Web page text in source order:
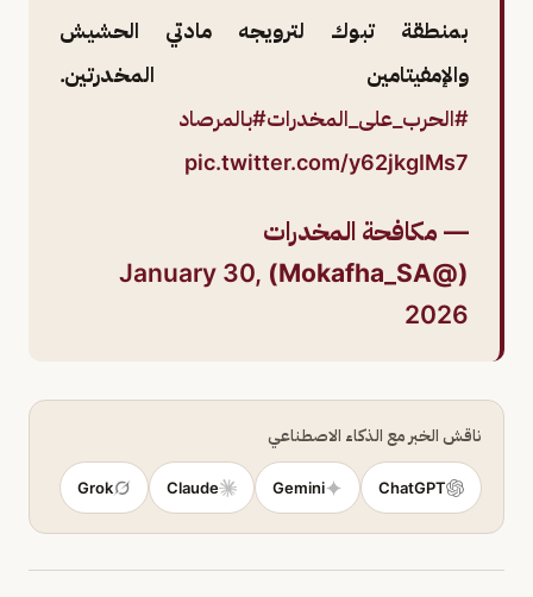
بمنطقة تبوك لترويجه مادتي الحشيش
والإمفيتامين المخدرتين.
#الحرب_على_المخدرات#بالمرصاد
pic.twitter.com/y62jkgIMs7
— مكافحة المخدرات
(@Mokafha_SA)
January 30,
2026
ناقش الخبر مع الذكاء الاصطناعي
ChatGPT
Gemini
Claude
Grok